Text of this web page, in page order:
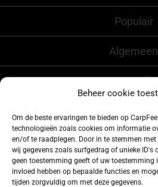
Beheer cookie
Om de beste ervaringen te bieden op
technologieën zoals cookies om informatie
en/of te raadplegen. Door in te stemmen
wij gegevens zoals surfgedrag of unieke ID's
geen toestemming geeft of uw toestemming
invloed hebben op bepaalde functies en
tijden zorgvuldig om met deze gegevens.
Populair
Algemeen
Volg ons